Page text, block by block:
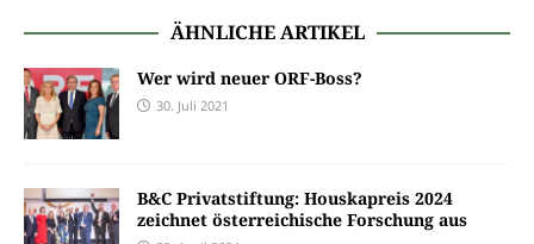
ÄHNLICHE ARTIKEL
Wer wird neuer ORF-Boss?
30. Juli 2021
B&C Privatstiftung: Houskapreis 2024
zeichnet österreichische Forschung aus